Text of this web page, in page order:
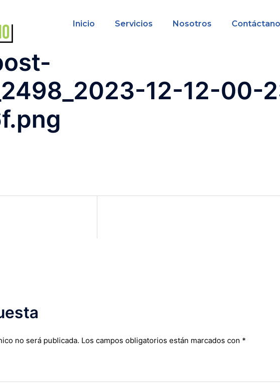
Inicio Servicios Nosotros
12-12-00-
no será publicada. Los campos obligatorios están marcados con *